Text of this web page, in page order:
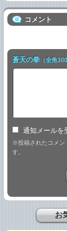
コメント
蒼天の拳 （全角
通知メールを
※投稿されたコメン
す。
お